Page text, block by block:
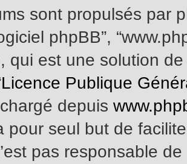
sont propulsés par
phpBB”,
qui est une solution
Licence Publique
depuis
pour seul but de
pas responsable